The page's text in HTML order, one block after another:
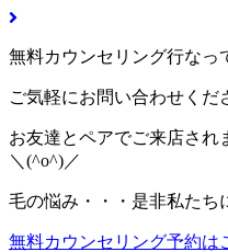
無料カウンセリング行なっ
ご気軽にお問い合わせく
お友達とペアでご来店され
＼(^o^)／
毛の悩み・・・是非私た
無料カウンセリング予約は